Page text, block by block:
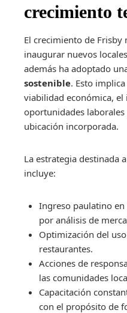
crecimiento
El crecimiento de Frisby
inaugurar nuevos
además ha adoptado
sostenible. Esto
viabilidad económica,
oportunidades laborales
ubicación incorporada.
La estrategia destinada
incluye:
Ingreso paulatino en
por análisis de
Optimización del
restaurantes.
Acciones de
las comunidades
Capacitación
con el propósito de